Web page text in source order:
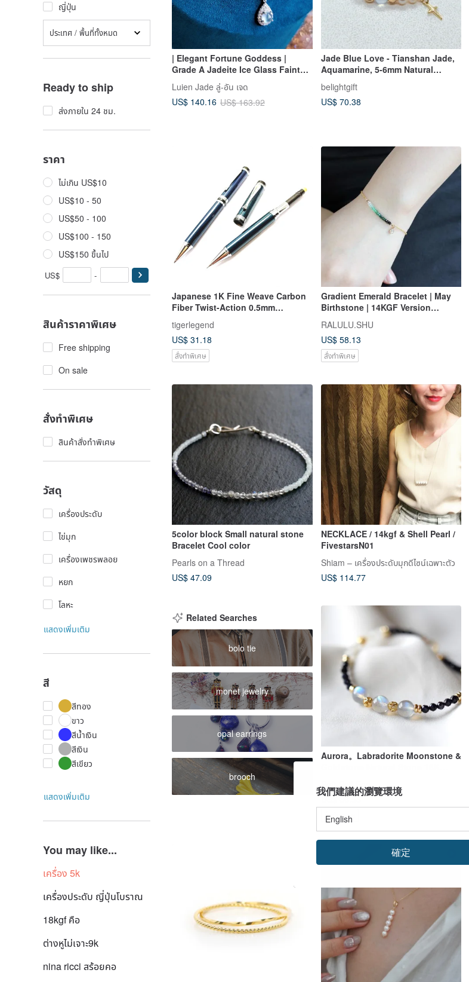
ญี่ปุ่น
ประเทศ / พื้นที่ทั้งหมด
Ready to ship
ส่งภายใน 24 ชม.
ราคา
ไม่เกิน US$10
US$10 - 50
US$50 - 100
US$100 - 150
US$150 ขึ้นไป
US$ -
สินค้าราคาพิเศษ
Free shipping
On sale
สั่งทำพิเศษ
สินค้าสั่งทำพิเศษ
วัสดุ
เครื่องประดับ
ไข่มุก
เครื่องเพชรพลอย
หยก
โลหะ
แสดงเพิ่มเติม
สี
สีทอง
ขาว
สีน้ำเงิน
สีเงิน
สีเขียว
แสดงเพิ่มเติม
You may like...
เครื่อง 5k
เครื่องประดับ ญี่ปุ่นโบราณ
18kgf คือ
ต่างหูไม่เจาะ9k
nina ricci สร้อยคอ
| Elegant Fortune Goddess |
Grade A Jadeite Ice Glass Faint
Blue刚 Egg Shape 5mm Sterling
Silver Plated 18k Necklace
Luien Jade ลู่-อัน เจด
US$ 140.16 US$ 163.92
Jade Blue Love - Tianshan Jade,
Aquamarine, 5-6mm Natural
Plated Cross Bracelet
belightgift
US$ 70.38
Japanese 1K Fine Weave Carbon
Fiber Twist-Action 0.5mm
Mechanical Pencil - Genuine
Carbon Fiber, Not a Sticker
tigerlegend
US$ 31.18
สั่งทำพิเศษ
Gradient Emerald Bracelet | May
Birthstone | 14KGF Version
[Symbol of Wisdom]
RALULU.SHU
US$ 58.13
สั่งทำพิเศษ
5color block Small natural stone
Bracelet Cool color
Pearls on a Thread
US$ 47.09
NECKLACE / 14kgf & Shell Pearl /
FivestarsN01
Shiam – เครื่องประดับมุกดีไซน์เฉพาะตัว
US$ 114.77
Related Searches
bolo tie
monet jewelry
opal earrings
brooch
Aurora。Labradorite Moonstone &
Soft-Boil-Egg
US$ 36.58
สั่งทำพิเศษ
我們建議的瀏覽環境
確定